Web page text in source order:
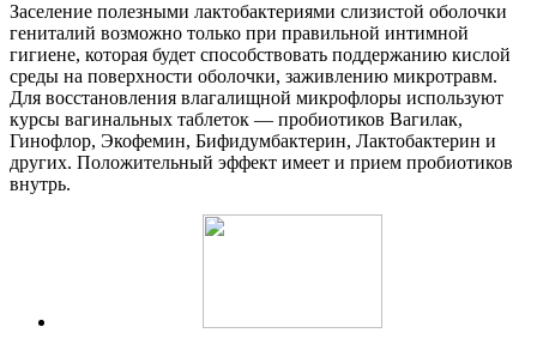
Заселение полезными лактобактериями слизистой оболочки
гениталий возможно только при правильной интимной
гигиене, которая будет способствовать поддержанию кислой
среды на поверхности оболочки, заживлению микротравм.
Для восстановления влагалищной микрофлоры используют
курсы вагинальных таблеток — пробиотиков Вагилак,
Гинофлор, Экофемин, Бифидумбактерин, Лактобактерин и
других. Положительный эффект имеет и прием пробиотиков
внутрь.